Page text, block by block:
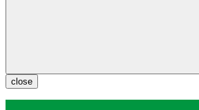
close